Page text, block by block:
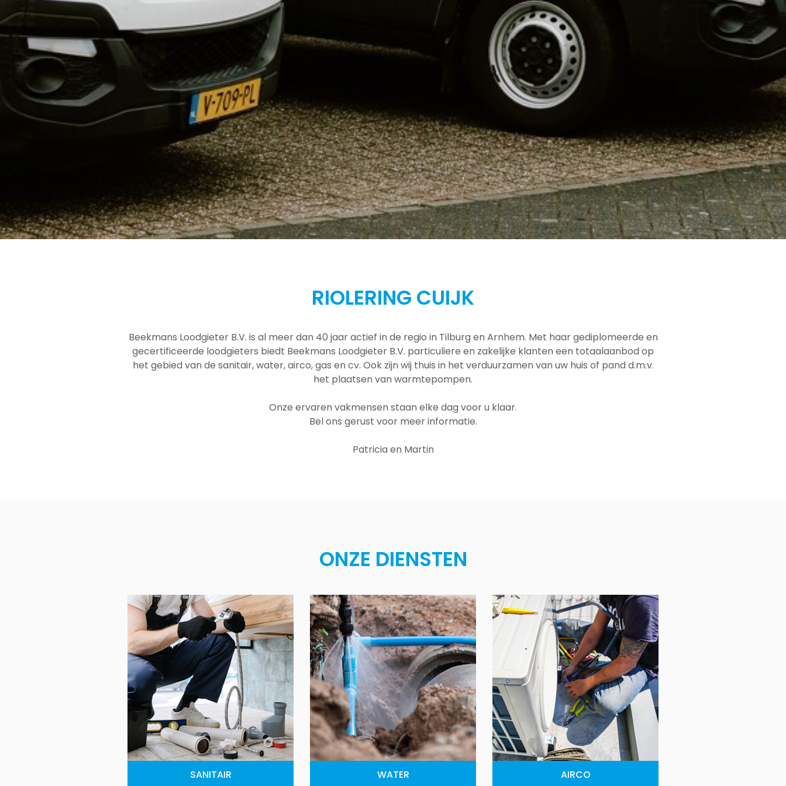
RIOLERING CUIJK
Beekmans Loodgieter B.V. is al meer dan 40 jaar actief in de regio in Tilburg en Arnhem. Met haar gediplomeerde en
gecertificeerde loodgieters biedt Beekmans Loodgieter B.V. particuliere en zakelijke klanten een totaalaanbod op
het gebied van de sanitair, water, airco, gas en cv. Ook zijn wij thuis in het verduurzamen van uw huis of pand d.m.v.
het plaatsen van warmtepompen.
Onze ervaren vakmensen staan elke dag voor u klaar.
Bel ons gerust voor meer informatie.
Patricia en Martin
ONZE DIENSTEN
SANITAIR WATER AIRCO